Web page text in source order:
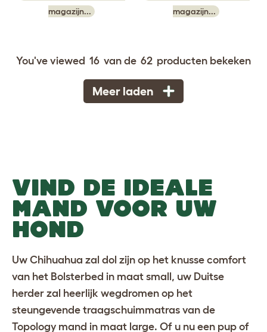
magazijn...
magazijn...
You've viewed 16 van de 62 producten bekeken
Meer laden
VIND DE IDEALE
MAND VOOR UW
HOND
Uw Chihuahua zal dol zijn op het knusse comfort
van het Bolsterbed in maat small, uw Duitse
herder zal heerlijk wegdromen op het
steungevende traagschuimmatras van de
Topology mand in maat large. Of u nu een pup of